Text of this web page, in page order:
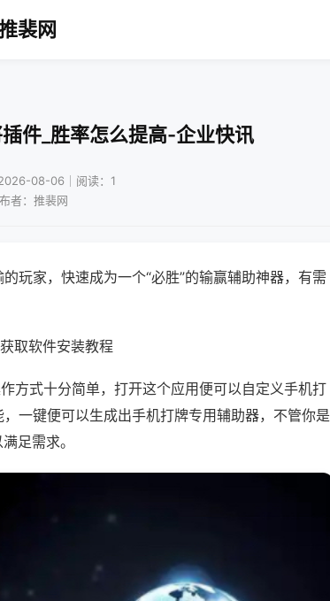
裴网
件_胜率怎么提高-企业快讯
08-06｜阅读：1
者：推裴网
玩家，快速成为一个“必胜”的输赢辅助神器，有需
取软件安装教程
方式十分简单，打开这个应用便可以自定义手机打
一键便可以生成出手机打牌专用辅助器，不管你是
足需求。